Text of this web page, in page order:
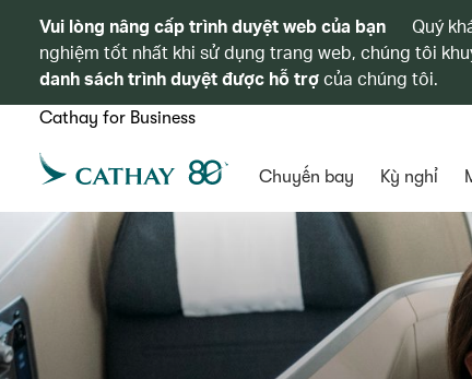
Vui lòng nâng cấp trình duyệt web của bạn
Quý
nghiệm tốt nhất khi sử dụng trang web, chúng tôi
danh sách trình duyệt được hỗ trợcủa chúng tôi.
Cathay for Business
Chuyến bay Kỳ nghỉ